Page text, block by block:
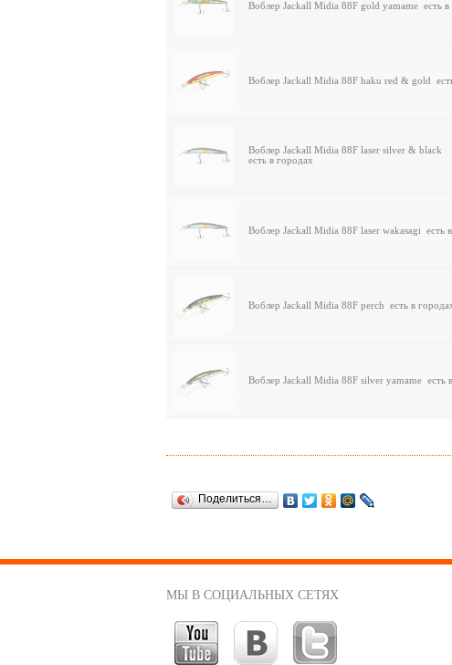
Воблер Jackall Midia 88F gold yamame есть
Воблер Jackall Midia 88F haku red & gold
Воблер Jackall Midia 88F laser silver & black
есть в городах
Воблер Jackall Midia 88F laser wakasagi есть
Воблер Jackall Midia 88F perch есть в
Воблер Jackall Midia 88F silver yamame есть
Поделиться…
МЫ В СОЦИАЛЬНЫХ СЕТЯХ